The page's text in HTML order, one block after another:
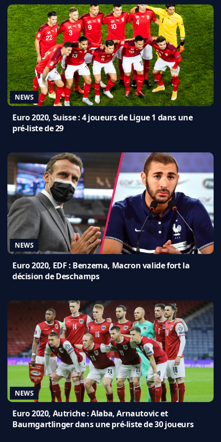
NEWS
Euro 2020, Suisse : 4 joueurs de Ligue 1 dans une
pré-liste de 29
NEWS
Euro 2020, EDF : Benzema, Macron valide fort la
décision de Deschamps
NEWS
Euro 2020, Autriche : Alaba, Arnautovic et
Baumgartlinger dans une pré-liste de 30 joueurs